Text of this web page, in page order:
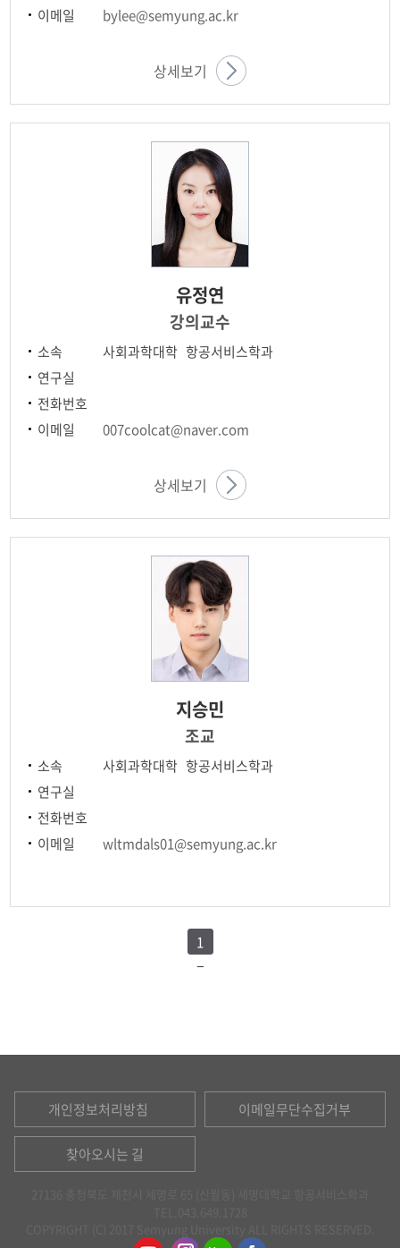
이메일
bylee@semyung.ac.kr
상세보기
유정연
강의교수
소속
사회과학대학 항공서비스학과
연구실
전화번호
이메일
007coolcat@naver.com
상세보기
지승민
조교
소속
사회과학대학 항공서비스학과
연구실
전화번호
이메일
wltmdals01@semyung.ac.kr
1
개인정보처리방침 이메일무단수집거부
찾아오시는 길